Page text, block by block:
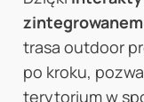
trasa outdoor
po kroku,
terytorium w